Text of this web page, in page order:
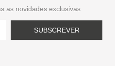
as novidades exclusivas
SUBSCREVER